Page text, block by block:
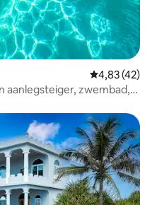
Gemiddelde
4,83 (42)
aanlegsteiger, zwembad,